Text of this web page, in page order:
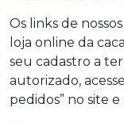
Os links de
loja online da
seu cadastro a
autorizado,
pedidos” no site